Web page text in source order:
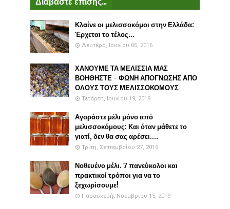
Κλαίνε οι μελισσοκόμοι στην Ελλάδα:
Έρχεται το τέλος...
Δευτέρα, Ιουνίου 06, 2016
ΧΑΝΟΥΜΕ ΤΑ ΜΕΛΙΣΣΙΑ ΜΑΣ
ΒΟΗΘΗΣΤΕ - ΦΩΝΗ ΑΠΟΓΝΩΣΗΣ ΑΠΟ
ΟΛΟΥΣ ΤΟΥΣ ΜΕΛΙΣΣΟΚΟΜΟΥΣ
Τετάρτη, Ιουνίου 19, 2019
Αγοράστε μέλι μόνο από
μελισσοκόμους: Και όταν μάθετε το
γιατί, δεν θα σας αρέσει....
Τρίτη, Σεπτεμβρίου 27, 2016
Νοθευένο μέλι. 7 πανεύκολοι και
πρακτικοί τρόποι για να το
ξεχωρίσουμε!
Παρασκευή, Νοεμβρίου 15, 2019